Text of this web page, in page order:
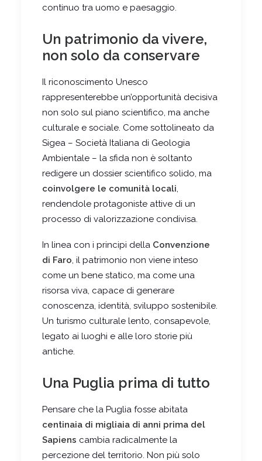
continuo tra uomo e paesaggio.
Un patrimonio da vivere,
non solo da conservare
Il riconoscimento Unesco
rappresenterebbe un’opportunità decisiva
non solo sul piano scientifico, ma anche
culturale e sociale. Come sottolineato da
Sigea – Società Italiana di Geologia
Ambientale – la sfida non è soltanto
redigere un dossier scientifico solido, ma
coinvolgere le comunità locali,
rendendole protagoniste attive di un
processo di valorizzazione condivisa.
In linea con i principi della Convenzione
di Faro, il patrimonio non viene inteso
come un bene statico, ma come una
risorsa viva, capace di generare
conoscenza, identità, sviluppo sostenibile.
Un turismo culturale lento, consapevole,
legato ai luoghi e alle loro storie più
antiche.
Una Puglia prima di tutto
Pensare che la Puglia fosse abitata
centinaia di migliaia di anni prima del
Sapiens cambia radicalmente la
percezione del territorio. Non più solo